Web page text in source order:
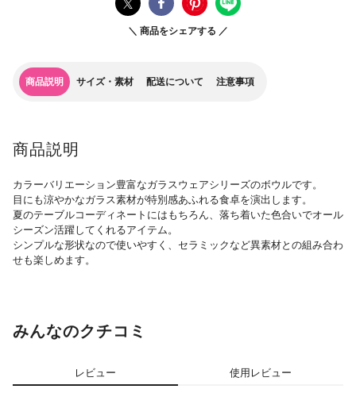
＼ 商品をシェアする ／
商品説明 サイズ・素材 配送について 注意事項
商品説明
カラーバリエーション豊富なガラスウェアシリーズのボウルです。
目にも涼やかなガラス素材が特別感あふれる食卓を演出します。
夏のテーブルコーディネートにはもちろん、落ち着いた色合いでオール
シーズン活躍してくれるアイテム。
シンプルな形状なので使いやすく、セラミックなど異素材との組み合わ
せも楽しめます。
みんなのクチコミ
レビュー 使用レビュー